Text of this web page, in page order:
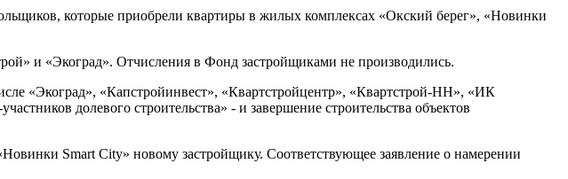
которые приобрели квартиры в жилых комплексах «Окский берег», «Новинки
и «Экоград». Отчисления в Фонд застройщиками не производились.
«Экоград», «Капстройинвест», «Квартстройцентр», «Квартстрой-НН», «ИК
долевого строительства» - и завершение строительства объектов
Smart City» новому застройщику. Соответствующее заявление о намерении